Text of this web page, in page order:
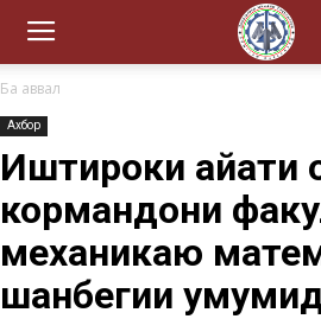
Ба аввал
Ахбор
Иштироки ҳайати
кормандони
механикаю
шанбегии